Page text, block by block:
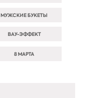
МУЖСКИЕ БУКЕТЫ
ВАУ-ЭФФЕКТ
8 МАРТА